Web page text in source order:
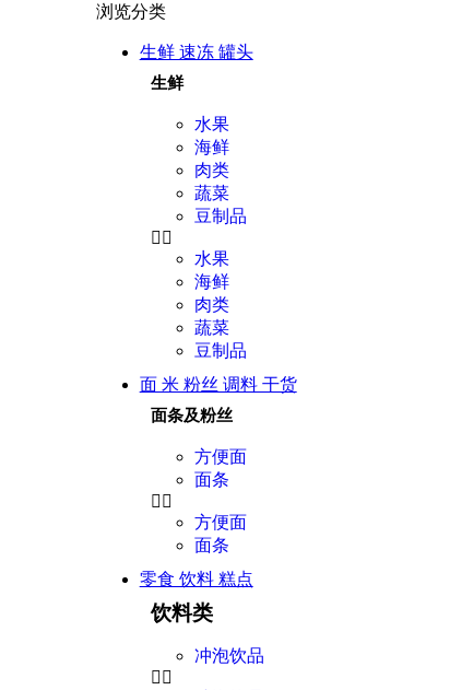
浏览分类
生鲜 速冻 罐头
生鲜
水果
海鲜
肉类
蔬菜
豆制品
水果
海鲜
肉类
蔬菜
豆制品
面 米 粉丝 调料 干货
面条及粉丝
方便面
面条
方便面
面条
零食 饮料 糕点
饮料类
冲泡饮品